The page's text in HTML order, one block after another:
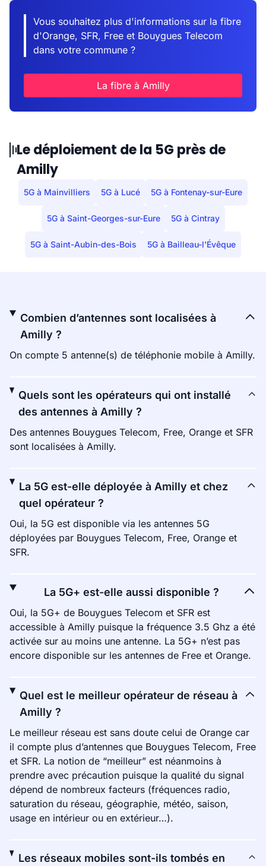
Vous souhaitez plus d'informations sur la fibre
d'Orange, SFR, Free et Bouygues Telecom
dans votre commune ?
La fibre à Amilly
Le déploiement de la 5G près de
Amilly
5G à Mainvilliers 5G à Lucé 5G à Fontenay-sur-Eure
5G à Saint-Georges-sur-Eure 5G à Cintray
5G à Saint-Aubin-des-Bois 5G à Bailleau-l'Évêque
Combien d’antennes sont localisées à
Amilly ?
On compte 5 antenne(s) de téléphonie mobile à Amilly.
Quels sont les opérateurs qui ont installé
des antennes à Amilly ?
Des antennes Bouygues Telecom, Free, Orange et SFR
sont localisées à Amilly.
La 5G est-elle déployée à Amilly et chez
quel opérateur ?
Oui, la 5G est disponible via les antennes 5G
déployées par Bouygues Telecom, Free, Orange et
SFR.
La 5G+ est-elle aussi disponible ?
Oui, la 5G+ de Bouygues Telecom et SFR est
accessible à Amilly puisque la fréquence 3.5 Ghz a été
activée sur au moins une antenne. La 5G+ n’est pas
encore disponible sur les antennes de Free et Orange.
Quel est le meilleur opérateur de réseau à
Amilly ?
Le meilleur réseau est sans doute celui de Orange car
il compte plus d’antennes que Bouygues Telecom, Free
et SFR. La notion de “meilleur” est néanmoins à
prendre avec précaution puisque la qualité du signal
dépend de nombreux facteurs (fréquences radio,
saturation du réseau, géographie, météo, saison,
usage en intérieur ou en extérieur…).
Les réseaux mobiles sont-ils tombés en